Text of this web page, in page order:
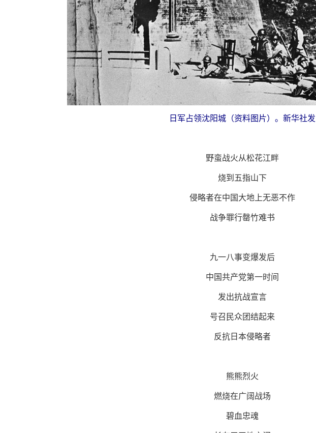
日军占领沈阳城（资料图片）。新华社发
野蛮战火从松花江畔
烧到五指山下
侵略者在中国大地上无恶不作
战争罪行罄竹难书
九一八事变爆发后
中国共产党第一时间
发出抗战宣言
号召民众团结起来
反抗日本侵略者
熊熊烈火
燃烧在广阔战场
碧血忠魂